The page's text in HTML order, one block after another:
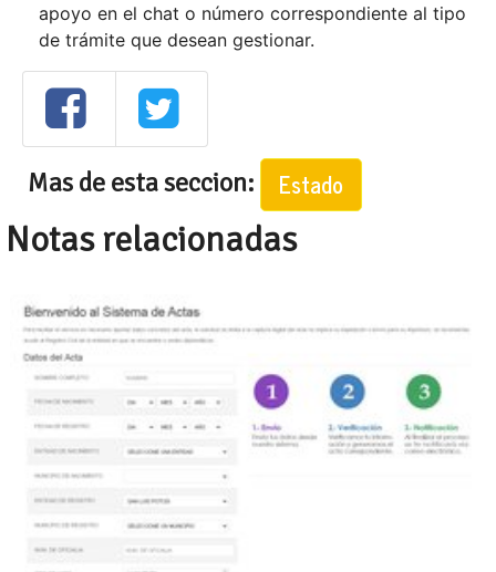
apoyo en el chat o número correspondiente al tipo
de trámite que desean gestionar.
Mas de esta seccion: Estado
Notas relacionadas